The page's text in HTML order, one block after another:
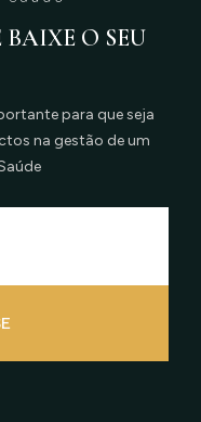
O SEU
para que seja
na gestão de um